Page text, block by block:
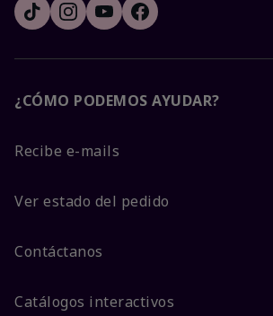
¿CÓMO PODEMOS AYUDAR?
Recibe e-mails
Ver estado del pedido
Contáctanos
Catálogos interactivos